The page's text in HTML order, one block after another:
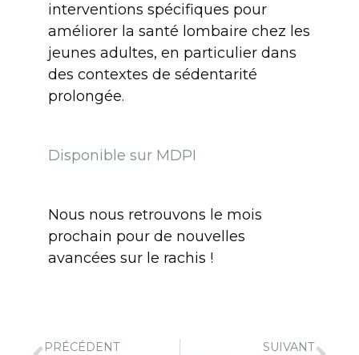
interventions spécifiques pour
améliorer la santé lombaire chez les
jeunes adultes, en particulier dans
des contextes de sédentarité
prolongée.
Disponible sur MDPI
Nous nous retrouvons le mois
prochain pour de nouvelles
avancées sur le rachis !
PRÉCÉDENT SUIVANT